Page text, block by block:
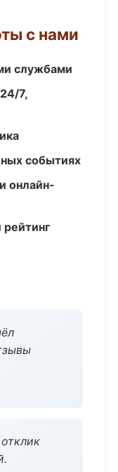
с нами
службами
7,
событиях
онлайн-